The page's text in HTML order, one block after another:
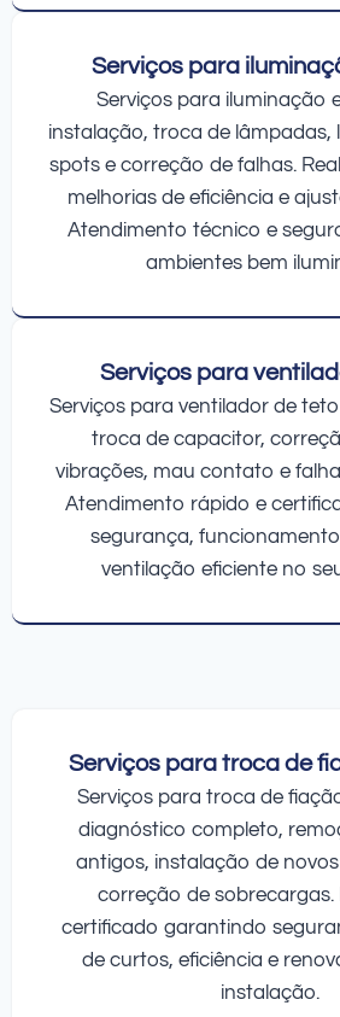
Serviços para
Serviços para iluminação
instalação, troca de lâmpadas,
spots e correção de falhas.
melhorias de eficiência e
Atendimento técnico e
ambientes bem
Serviços para
Serviços para ventilador de
troca de capacitor,
vibrações, mau contato e
Atendimento rápido e
segurança,
ventilação eficiente no
Serviços para troca de
Serviços para troca de
diagnóstico completo,
antigos, instalação de
correção de sobrecargas.
certificado garantindo
de curtos, eficiência e
instalação.